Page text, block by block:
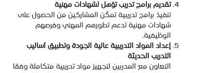
تقديم برامج تدريب تؤهل لشهادات مهنية
تنفيذ برامج تدريبية تمكّن المشاركين من الحصول على
شهادات مهنية تدعم تطورهم المهني وفرصهم
الوظيفية.
إعداد المواد التدريبية عالية الجودة وتطبيق أساليب
التدريب الحديثة
التعاون مع المدربين لتجهيز مواد تدريبية متكاملة وفقا